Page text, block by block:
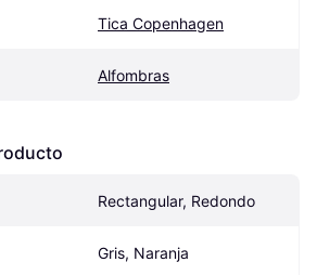
Tica Copenhagen
Alfombras
Rectangular, Redondo
Gris, Naranja